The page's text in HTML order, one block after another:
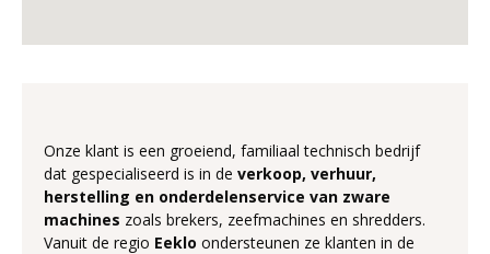
Onze klant is een groeiend, familiaal technisch bedrijf
dat gespecialiseerd is in de verkoop, verhuur,
herstelling en onderdelenservice van zware
machines zoals brekers, zeefmachines en shredders.
Vanuit de regio Eeklo ondersteunen ze klanten in de